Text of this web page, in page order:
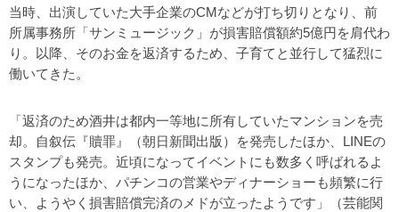
当時、出演していた大手企業のCMなどが打ち切りとなり、前
所属事務所「サンミュージック」が損害賠償額約5億円を肩代わ
り。以降、そのお金を返済するため、子育てと並行して猛烈に
働いてきた。
「返済のため酒井は都内一等地に所有していたマンションを売
却。自叙伝『贖罪』（朝日新聞出版）を発売したほか、LINEの
スタンプも発売。近頃になってイベントにも数多く呼ばれるよ
うになったほか、パチンコの営業やディナーショーも頻繁に行
い、ようやく損害賠償完済のメドが立ったようです」（芸能関